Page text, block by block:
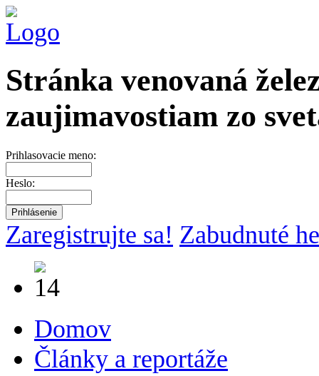
Stránka venovaná
zaujimavostiam zo
Prihlasovacie meno:
Heslo:
Zaregistrujte sa! Zabudnuté
Domov
Články a reportáže